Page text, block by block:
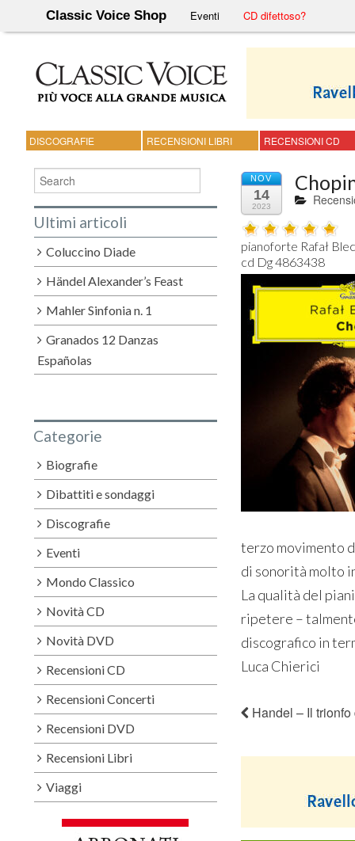
Classic Voice Shop Eventi CD difettoso?
DISCOGRAFIE RECENSIONI LIBRI RECENSIONI CD
NOV
14
2023
pianoforte Rafał
cd Dg 4863438
terzo movimento
di sonorità molto
La qualità del
ripetere –
discografico in
Luca Chierici
Handel – Il trionfo
Ultimi articoli
Coluccino Diade
Händel Alexander’s Feast
Mahler Sinfonia n. 1
Granados 12 Danzas
Españolas
Categorie
Biografie
Dibattiti e sondaggi
Discografie
Eventi
Mondo Classico
Novità CD
Novità DVD
Recensioni CD
Recensioni Concerti
Recensioni DVD
Recensioni Libri
Viaggi